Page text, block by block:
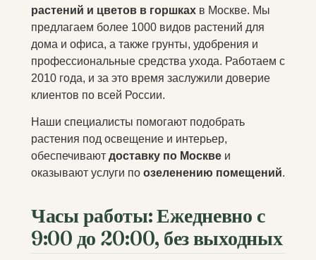
растений и цветов в горшках в Москве. Мы
предлагаем более 1000 видов растений для
дома и офиса, а также грунты, удобрения и
профессиональные средства ухода. Работаем с
2010 года, и за это время заслужили доверие
клиентов по всей России.
Наши специалисты помогают подобрать
растения под освещение и интерьер,
обеспечивают доставку по Москве и
оказывают услуги по озеленению помещений.
Часы работы:Ежедневно с
9:00 до 20:00, без выходных